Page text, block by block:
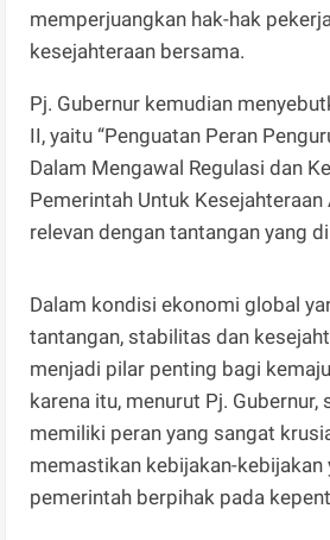
memperjuangkan hak-hak
kesejahteraan bersama.
Pj. Gubernur kemudian
II, yaitu “Penguatan Peran
Dalam Mengawal Regulasi dan
Pemerintah Untuk
relevan dengan tantangan yang
Dalam kondisi ekonomi global
tantangan, stabilitas dan
menjadi pilar penting bagi
karena itu, menurut Pj. Gubernur,
memiliki peran yang sangat
memastikan kebijakan-kebijakan
pemerintah berpihak pada